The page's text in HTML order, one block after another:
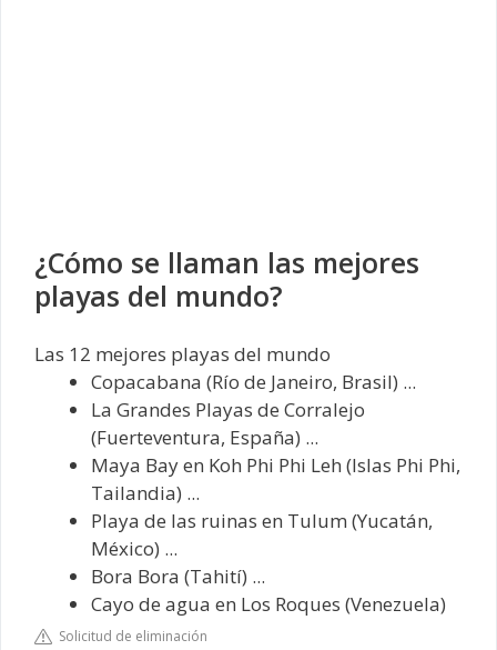
¿Cómo se llaman las mejores
playas del mundo?
Las 12 mejores playas del mundo
Copacabana (Río de Janeiro, Brasil) ...
La Grandes Playas de Corralejo
(Fuerteventura, España) ...
Maya Bay en Koh Phi Phi Leh (Islas Phi Phi,
Tailandia) ...
Playa de las ruinas en Tulum (Yucatán,
México) ...
Bora Bora (Tahití) ...
Cayo de agua en Los Roques (Venezuela)
Solicitud de eliminación